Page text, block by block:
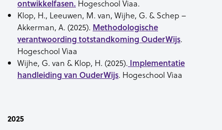
ontwikkelfasen. Hogeschool Viaa.
Klop, H., Leeuwen, M. van, Wijhe, G. & Schep –
Akkerman, A. (2025). Methodologische
verantwoording totstandkoming OuderWijs.
Hogeschool Viaa
Wijhe, G. van & Klop, H. (2025). Implementatie
handleiding van OuderWijs. Hogeschool Viaa
2025